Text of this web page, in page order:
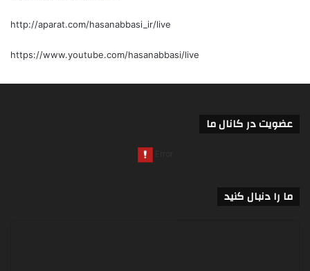
http://aparat.com/hasanabbasi_ir/live
https://www.youtube.com/hasanabbasi/live
عضویت در کانال ما
ما را دنبال کنید